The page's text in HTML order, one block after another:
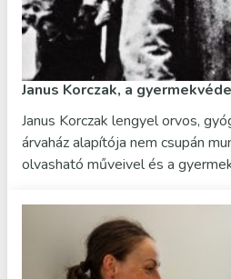
Janus Korczak, a
Janus Korczak lengyel orvos,
árvaház alapítója nem csupán
olvasható műveivel és a